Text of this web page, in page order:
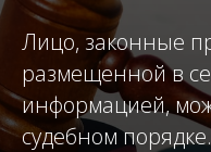
Лицо, законные
размещенной в
информацией,
судебном